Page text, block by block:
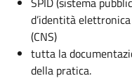
d’identità
(CNS)
tutta la
della pratica.